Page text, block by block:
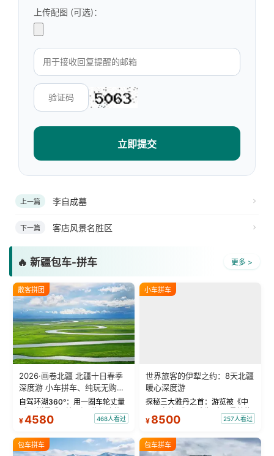
上传配图 (可选)：
立即提交
上一篇 李自成墓
下一篇 客店风景名胜区
🔥 新疆包车-拼车 更多 >
散客拼团
2026·画卷北疆 北疆十日春季
深度游 小车拼车、纯玩无购
物！
自驾环湖360°：用一圈车轮丈量
“大西洋最后一滴眼泪”的极致蔚
蓝。 赛湖旅拍：甄选多款风格服
绝美瞬间。 赛湖坦克300跟车视
频：专业摄影师...
¥4580 468人看过
小车拼车
世界旅客的伊犁之约：8天北疆
暖心深度游
探秘三大雅丹之首：游览被《中
国国家地理》评选为“中国最美的
三大雅丹”第一名的克拉玛依魔鬼
瓦人最大村落——禾木村，欣赏
晨雾与小木...
¥ 8500 257人看过
包车拼车 包车拼车